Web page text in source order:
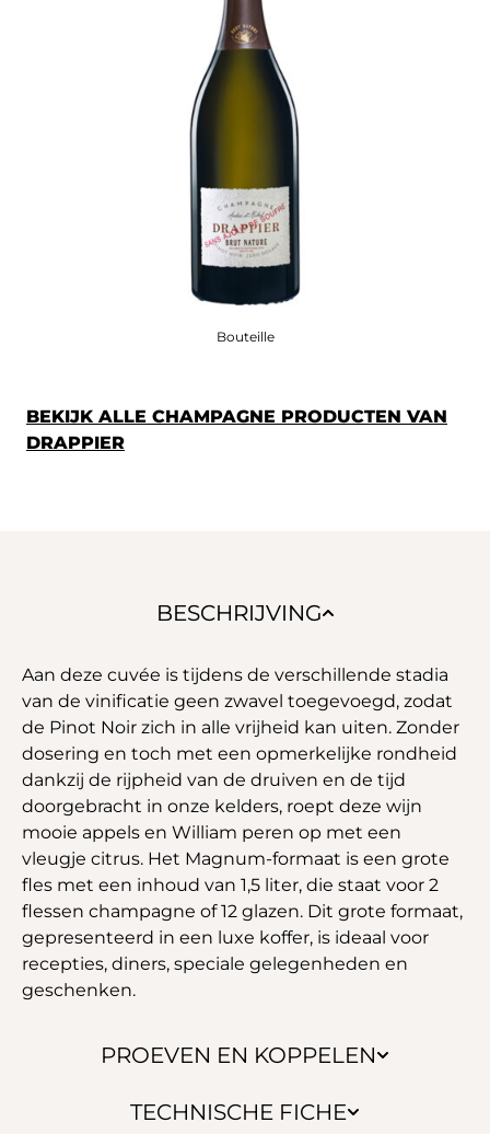
Bouteille
BEKIJK ALLE CHAMPAGNE PRODUCTEN VAN
DRAPPIER
BESCHRIJVING
PROEVEN EN KOPPELEN
TECHNISCHE FICHE
Aan deze cuvée is tijdens de verschillende stadia
van de vinificatie geen zwavel toegevoegd, zodat
de Pinot Noir zich in alle vrijheid kan uiten. Zonder
dosering en toch met een opmerkelijke rondheid
dankzij de rijpheid van de druiven en de tijd
doorgebracht in onze kelders, roept deze wijn
mooie appels en William peren op met een
vleugje citrus. Het Magnum-formaat is een grote
fles met een inhoud van 1,5 liter, die staat voor 2
flessen champagne of 12 glazen. Dit grote formaat,
gepresenteerd in een luxe koffer, is ideaal voor
recepties, diners, speciale gelegenheden en
geschenken.